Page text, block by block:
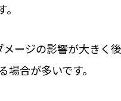
ージの影響が大きく
合が多いです。